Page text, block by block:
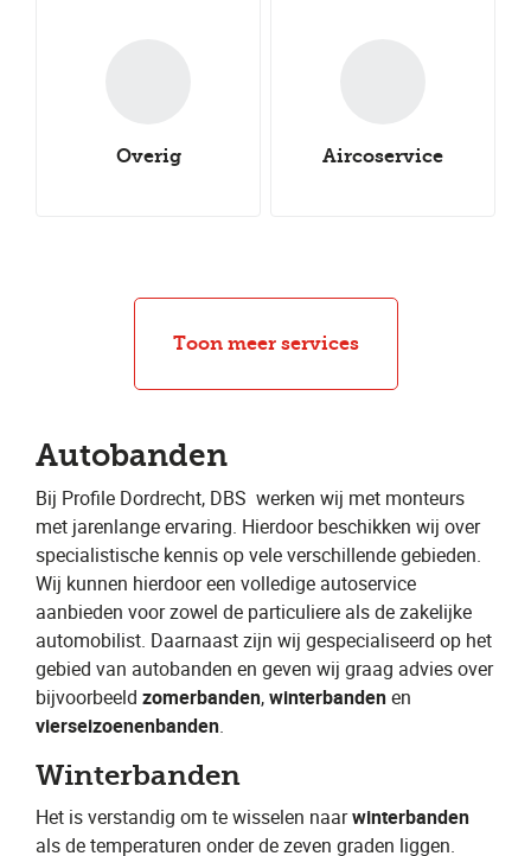
Overig Aircoservice
seasonbanden
Nieuwe zomerbanden Autocheck
Uitlijnen Groot onderhoud
Toon meer services
Autobanden
Bij Profile Dordrecht, DBS ​ werken wij met monteurs
met jarenlange ervaring. Hierdoor beschikken wij over
specialistische kennis op vele verschillende gebieden.
Wij kunnen hierdoor een volledige autoservice
aanbieden voor zowel de particuliere als de zakelijke
automobilist. Daarnaast zijn wij gespecialiseerd op het
gebied van autobanden en geven wij graag advies over
bijvoorbeeld ​ zomerbanden​, ​winterbanden​ en ​
vierseizoenenbanden​.
Winterbanden
Het is verstandig om te wisselen naar ​winterbanden
als de temperaturen onder de zeven graden liggen.